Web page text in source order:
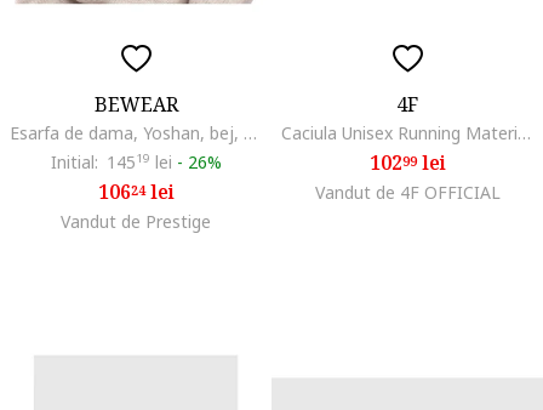
BEWEAR
Esarfa de dama, Yoshan, bej, Universal
Initial: 14519 lei - 26%
10624lei
Vandut de Prestige
4F
Caciula Unisex Running Material Sintetic, Elemente Reflectorizante, Culoare Denim, Marimi S-XL
10299lei
Vandut de 4F OFFICIAL